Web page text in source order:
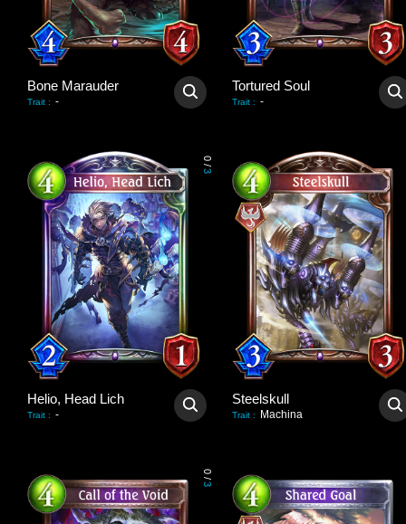
Bone Marauder
Trait : -
Tortured Soul
Trait : -
0
/
3
Helio, Head Lich
Trait : -
Steelskull
Trait : Machina
0
/
3